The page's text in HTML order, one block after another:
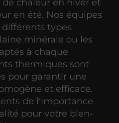
en été. Nos équipes
types
minérale ou les
à chaque
thermiques sont
pour garantir une
et efficace.
de l'importance
pour votre bien-